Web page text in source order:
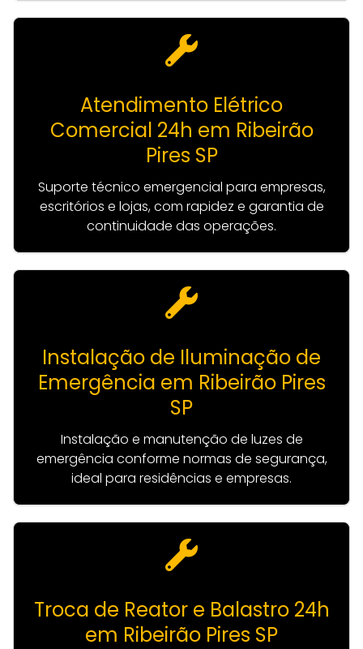
Atendimento Elétrico
Comercial 24h em Ribeirão
Pires SP
Suporte técnico emergencial para empresas,
escritórios e lojas, com rapidez e garantia de
continuidade das operações.
Instalação de Iluminação de
Emergência em Ribeirão Pires
SP
Instalação e manutenção de luzes de
emergência conforme normas de segurança,
ideal para residências e empresas.
Troca de Reator e Balastro 24h
em Ribeirão Pires SP